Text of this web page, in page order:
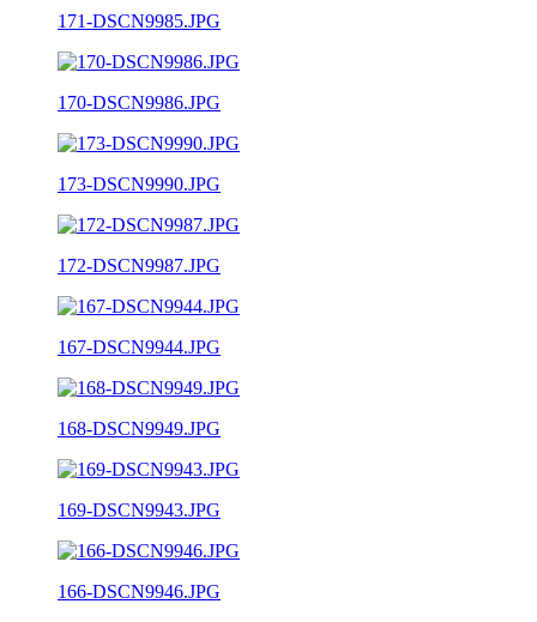
171-DSCN9985.JPG
170-DSCN9986.JPG
173-DSCN9990.JPG
172-DSCN9987.JPG
167-DSCN9944.JPG
168-DSCN9949.JPG
169-DSCN9943.JPG
166-DSCN9946.JPG